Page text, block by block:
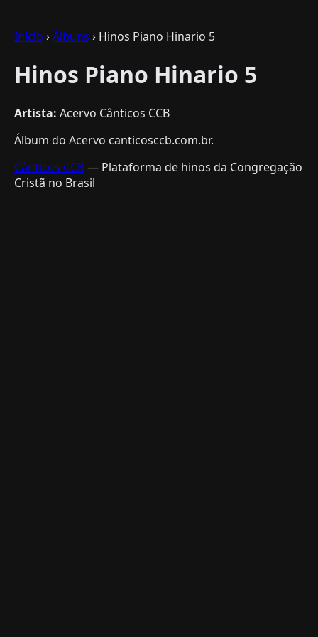
Início ›Álbuns › Hinos Piano Hinario 5
Hinos Piano Hinario 5
Artista: Acervo Cânticos CCB
Álbum do Acervo canticosccb.com.br.
Cânticos CCB— Plataforma de hinos da Congregação
Cristã no Brasil